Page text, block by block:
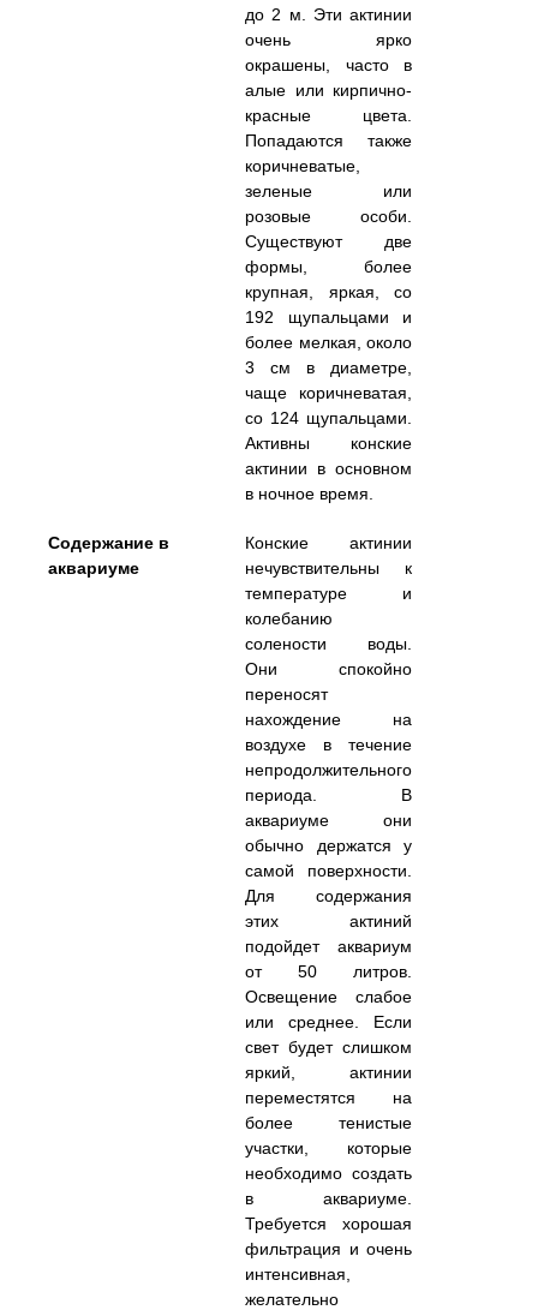
до 2 м. Эти актинии
очень ярко
окрашены, часто в
алые или кирпично-
красные цвета.
Попадаются также
коричневатые,
зеленые или
розовые особи.
Существуют две
формы, более
крупная, яркая, со
192 щупальцами и
более мелкая, около
3 см в диаметре,
чаще коричневатая,
со 124 щупальцами.
Активны конские
актинии в основном
в ночное время.
Содержание в
аквариуме
Конские актинии
нечувствительны к
температуре и
колебанию
солености воды.
Они спокойно
переносят
нахождение на
воздухе в течение
непродолжительного
периода. В
аквариуме они
обычно держатся у
самой поверхности.
Для содержания
этих актиний
подойдет аквариум
от 50 литров.
Освещение слабое
или среднее. Если
свет будет слишком
яркий, актинии
переместятся на
более тенистые
участки, которые
необходимо создать
в аквариуме.
Требуется хорошая
фильтрация и очень
интенсивная,
желательно